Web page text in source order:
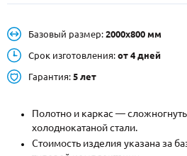
Металлические двери от
НАЙТИ:
ЗАПРОСИТЬ
Базовый размер: 2000х800 мм
Срок изготовления: от 4 дней
Гарантия: 5 лет
Полотно и каркас —
холоднокатаной стали.
Стоимость изделия указана за